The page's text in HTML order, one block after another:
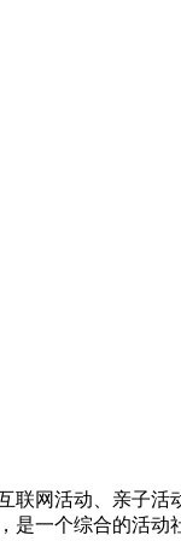
网活动、亲子
一个综合的活动